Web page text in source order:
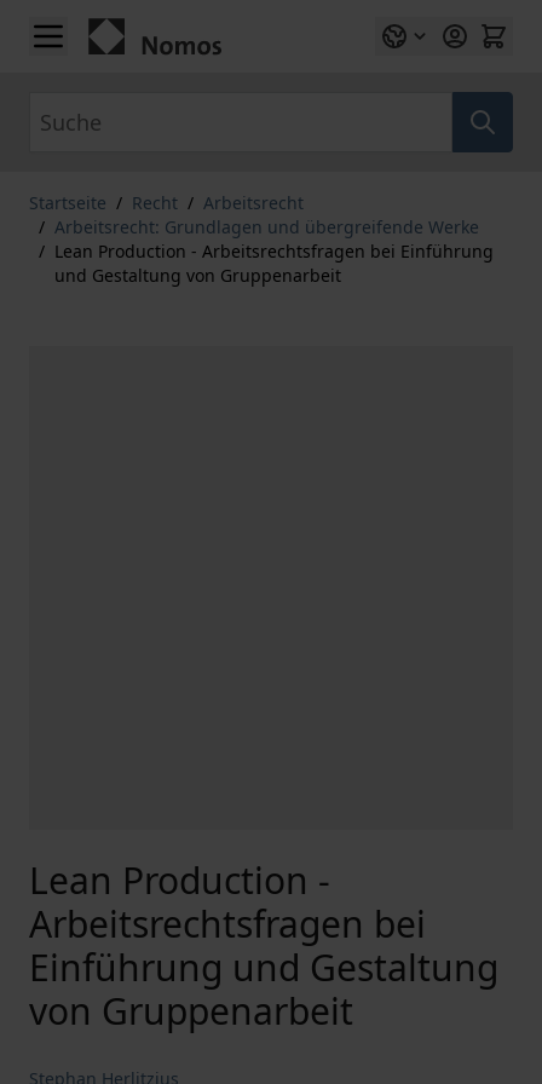
Zum Inhalt springen
Startseite / Recht / Arbeitsrecht
/ Arbeitsrecht: Grundlagen und übergreifende Werke
/ Lean Production - Arbeitsrechtsfragen bei Einführung
und Gestaltung von Gruppenarbeit
Lean Production -
Arbeitsrechtsfragen bei
Einführung und Gestaltung
von Gruppenarbeit
Stephan Herlitzius